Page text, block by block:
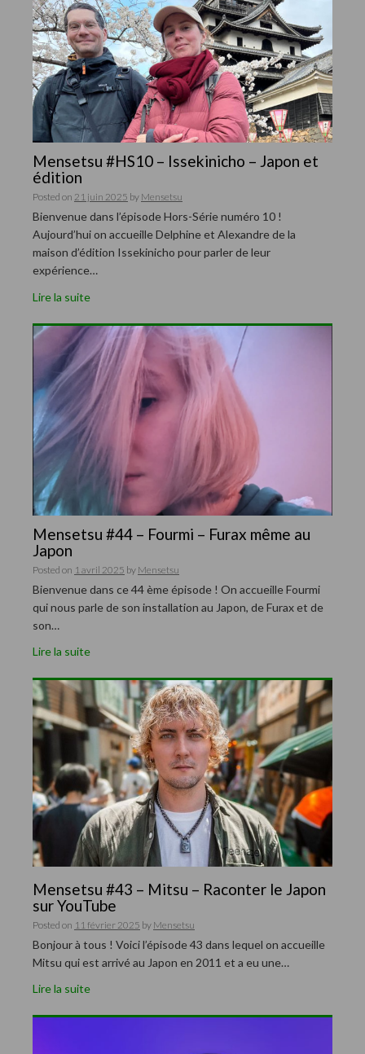
Mensetsu #HS10 – Issekinicho – Japon et
édition
Posted on 21 juin 2025 by Mensetsu
Bienvenue dans l’épisode Hors-Série numéro 10 !
Aujourd’hui on accueille Delphine et Alexandre de la
maison d’édition Issekinicho pour parler de leur
expérience…
Lire la suite
Mensetsu #44 – Fourmi – Furax même au
Japon
Posted on 1 avril 2025 by Mensetsu
Bienvenue dans ce 44 ème épisode ! On accueille Fourmi
qui nous parle de son installation au Japon, de Furax et de
son…
Lire la suite
Mensetsu #43 – Mitsu – Raconter le Japon
sur YouTube
Posted on 11 février 2025 by Mensetsu
Bonjour à tous ! Voici l’épisode 43 dans lequel on accueille
Mitsu qui est arrivé au Japon en 2011 et a eu une…
Lire la suite